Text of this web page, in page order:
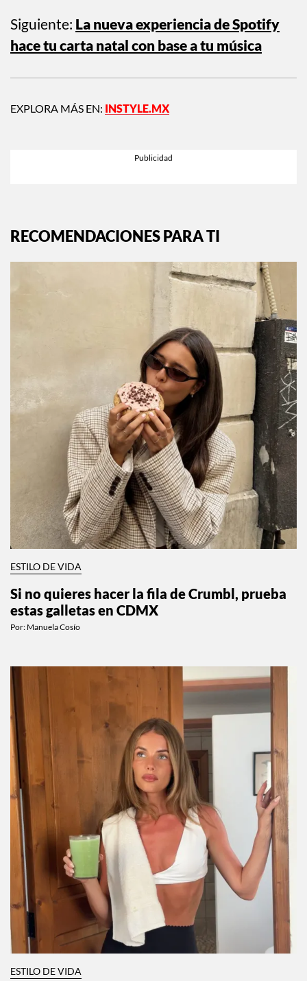
hace tu carta natal con base a tu música
RECOMENDACIONES PARA TI
ESTILO DE VIDA
estas galletas en CDMX
Por: